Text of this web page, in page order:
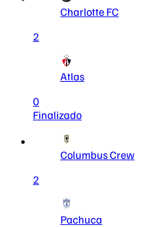
Charlotte FC
2
Atlas
0
Finalizado
Columbus Crew
2
Pachuca